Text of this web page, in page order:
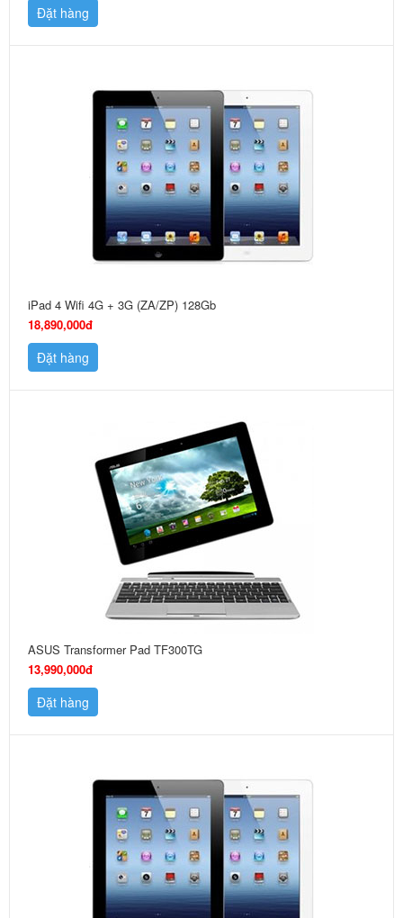
Đặt hàng
iPad 4 Wifi 4G + 3G (ZA/ZP) 128Gb
18,890,000đ
Đặt hàng
ASUS Transformer Pad TF300TG
13,990,000đ
Đặt hàng